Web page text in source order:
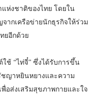
ห่งชาติของไทย โดยใน
จากเครือข่ายนักธุรกิจให้ร่วม
ยอีกด้วย
ต์ใช้ “ไท่จี๋” ซึ่งได้รับการขึ้น
ชญาหยินหยางและความ
อส่งเสริมสุขภาพกายและใจ